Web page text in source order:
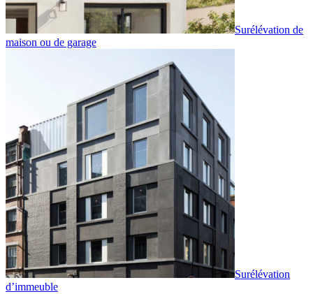
Surélévation de
maison ou de garage
Surélévation
d’immeuble